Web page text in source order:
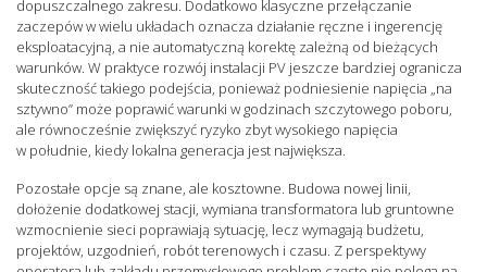
dopuszczalnego zakresu. Dodatkowo klasyczne przełączanie
zaczepów w wielu układach oznacza działanie ręczne i ingerencję
eksploatacyjną, a nie automatyczną korektę zależną od bieżących
warunków. W praktyce rozwój instalacji PV jeszcze bardziej ogranicza
skuteczność takiego podejścia, ponieważ podniesienie napięcia „na
sztywno” może poprawić warunki w godzinach szczytowego poboru,
ale równocześnie zwiększyć ryzyko zbyt wysokiego napięcia
w południe, kiedy lokalna generacja jest największa.
Pozostałe opcje są znane, ale kosztowne. Budowa nowej linii,
dołożenie dodatkowej stacji, wymiana transformatora lub gruntowne
wzmocnienie sieci poprawiają sytuację, lecz wymagają budżetu,
projektów, uzgodnień, robót terenowych i czasu. Z perspektywy